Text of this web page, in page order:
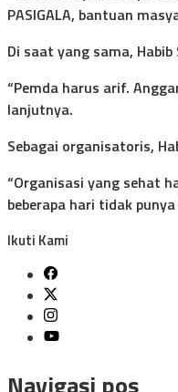
PASIGALA, bantuan
Di saat yang sama,
“Pemda harus arif.
lanjutnya.
Sebagai organisatoris,
“Organisasi yang sehat
beberapa hari tidak
Ikuti Kami